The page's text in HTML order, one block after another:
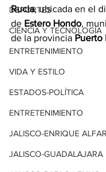
DEPORTES
CIENCIA Y TECNOLOGÍA
ENTRETENIMIENTO
VIDA Y ESTILO
ESTADOS-POLÍTICA
ENTRETENIMIENTO
JALISCO-ENRIQUE
JALISCO-GUADALAJARA
Rucia, ubicada en el
de Estero Hondo,
de la provincia Puerto